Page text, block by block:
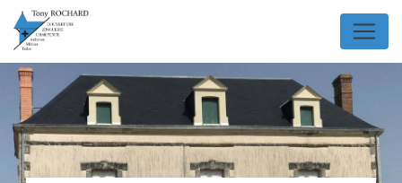
Panneau de gestion des cookies